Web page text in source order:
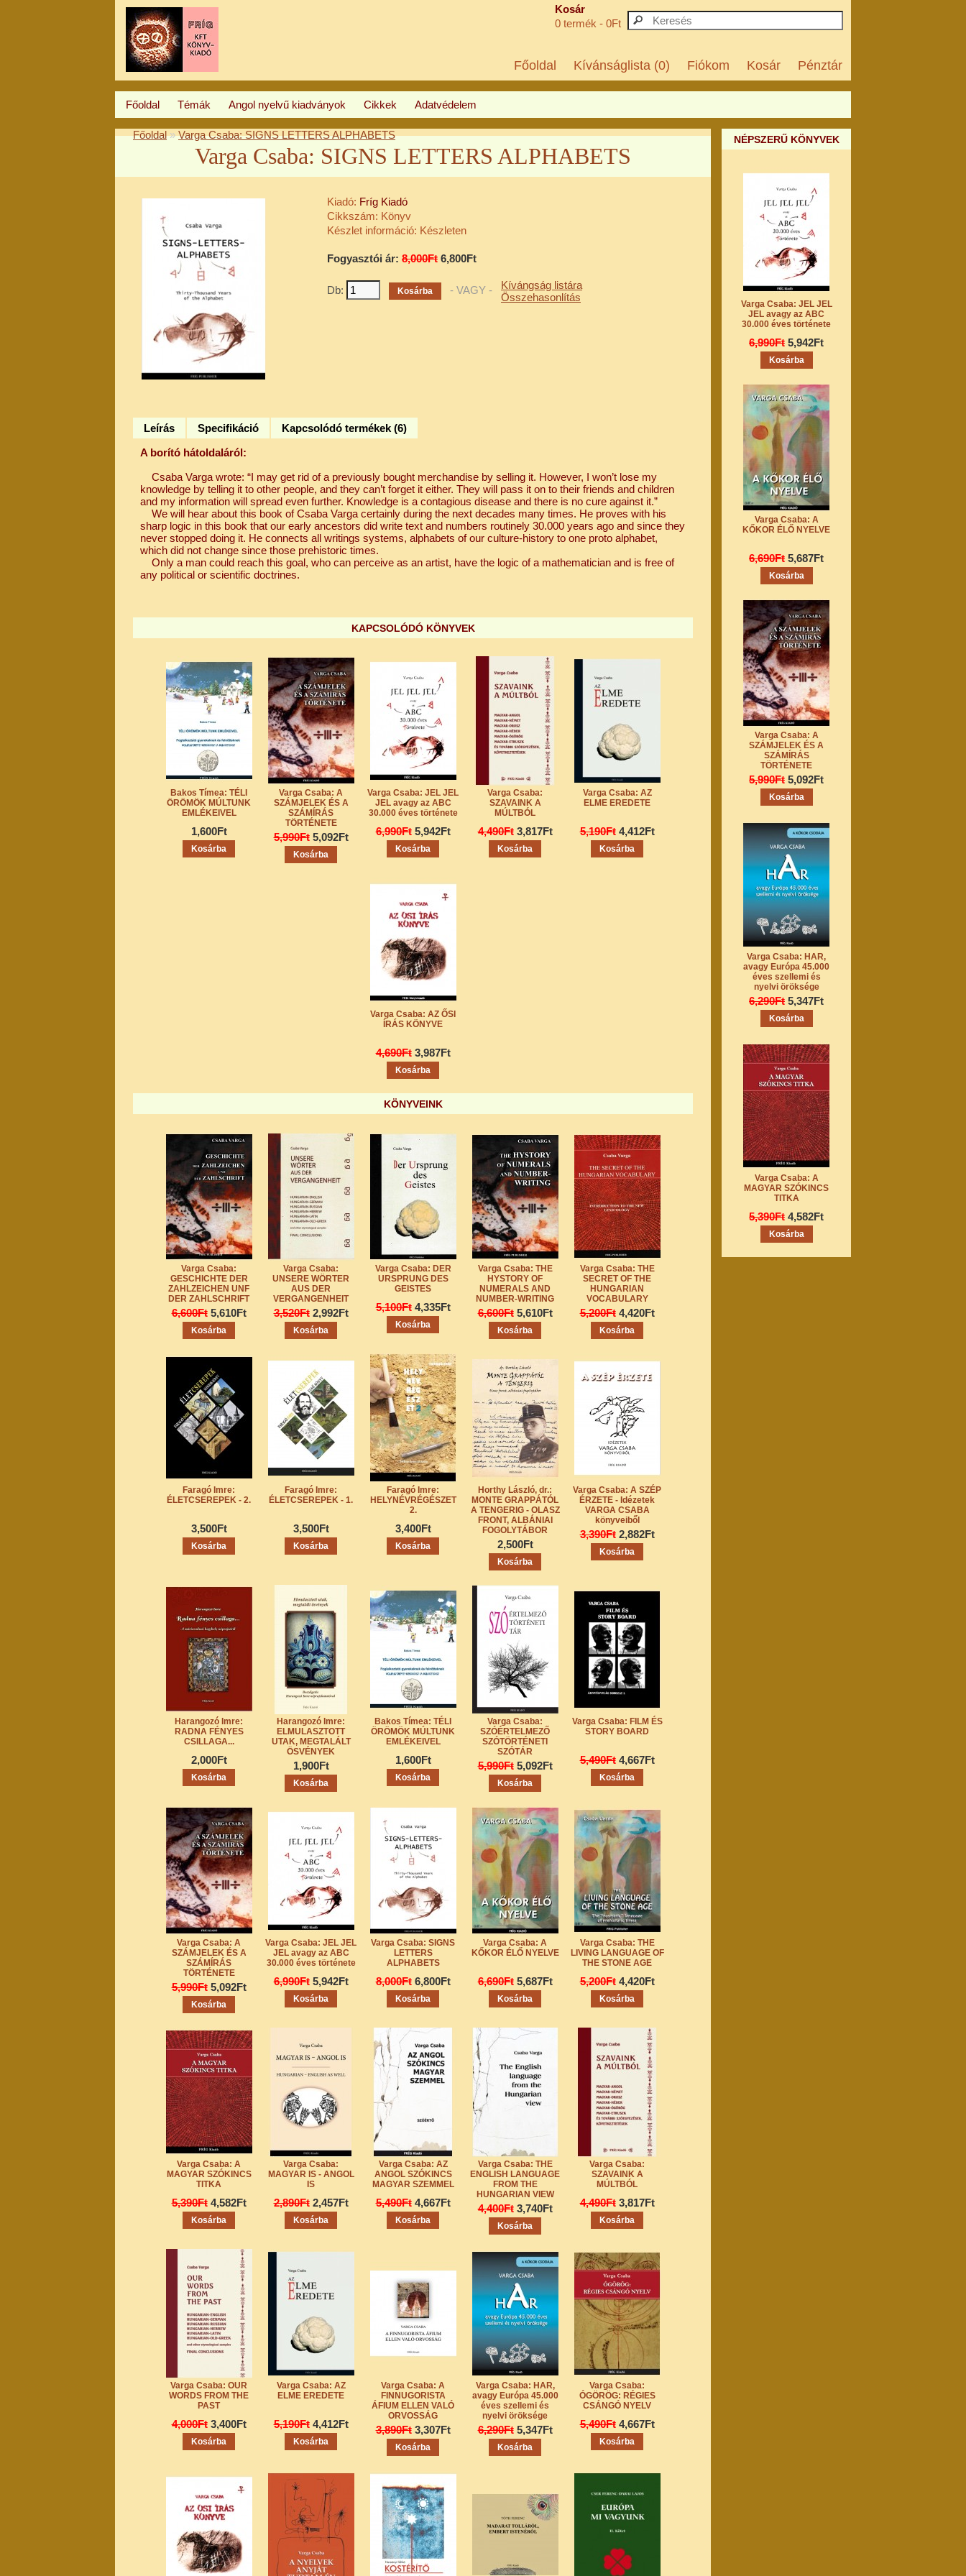
Kosár
0 termék - 0Ft
Főoldal Kívánságlista (0) Fiókom Kosár Pénztár
Főoldal Témák Angol nyelvű kiadványok Cikkek Adatvédelem
NÉPSZERŰ KÖNYVEK
Varga Csaba: JEL JEL
JEL avagy az ABC
30.000 éves története
6,990Ft 5,942Ft
Varga Csaba: A
KŐKOR ÉLŐ NYELVE
6,690Ft 5,687Ft
Varga Csaba: A
SZÁMJELEK ÉS A
SZÁMÍRÁS
TÖRTÉNETE
5,990Ft 5,092Ft
Varga Csaba: HAR,
avagy Európa 45.000
éves szellemi és
nyelvi öröksége
6,290Ft 5,347Ft
Varga Csaba: A
MAGYAR SZÓKINCS
TITKA
5,390Ft 4,582Ft
Főoldal»Varga Csaba: SIGNS LETTERS ALPHABETS
Varga Csaba: SIGNS LETTERS ALPHABETS
Kiadó: Fríg Kiadó
Cikkszám: Könyv
Készlet információ: Készleten
Fogyasztói ár: 8,000Ft 6,800Ft
Db: - VAGY -
Kívángság listára
Összehasonlítás
Leírás Specifikáció
Kapcsolódó termékek (6)
A borító hátoldaláról:
Csaba Varga wrote: “I may get rid of a previously bought merchandise by selling it. However, I won’t lose my
knowledge by telling it to other people, and they can’t forget it either. They will pass it on to their friends and children
and my information will spread even further. Knowledge is a contagious disease and there is no cure against it.”
We will hear about this book of Csaba Varga certainly during the next decades many times. He proves with his
sharp logic in this book that our early ancestors did write text and numbers routinely 30.000 years ago and since they
never stopped doing it. He connects all writings systems, alphabets of our culture-history to one proto alphabet,
which did not change since those prehistoric times.
Only a man could reach this goal, who can perceive as an artist, have the logic of a mathematician and is free of
any political or scientific doctrines.
KAPCSOLÓDÓ KÖNYVEK
Bakos Tímea: TÉLI
ÖRÖMÖK MÚLTUNK
EMLÉKEIVEL
1,600Ft
Kosárba
Varga Csaba: A
SZÁMJELEK ÉS A
SZÁMÍRÁS
TÖRTÉNETE
5,990Ft 5,092Ft
Kosárba
Varga Csaba: JEL JEL
JEL avagy az ABC
30.000 éves története
6,990Ft 5,942Ft
Kosárba
Varga Csaba:
SZAVAINK A
MÚLTBÓL
4,490Ft 3,817Ft
Kosárba
Varga Csaba: AZ
ELME EREDETE
5,190Ft 4,412Ft
Kosárba
Varga Csaba: AZ ŐSI
ÍRÁS KÖNYVE
4,690Ft 3,987Ft
Kosárba
KÖNYVEINK
Varga Csaba:
GESCHICHTE DER
ZAHLZEICHEN UNF
DER ZAHLSCHRIFT
6,600Ft 5,610Ft
Varga Csaba:
UNSERE WÖRTER
AUS DER
VERGANGENHEIT
3,520Ft 2,992Ft
Varga Csaba: DER
URSPRUNG DES
GEISTES
5,100Ft 4,335Ft
Varga Csaba: THE
HYSTORY OF
NUMERALS AND
NUMBER-WRITING
6,600Ft 5,610Ft
Varga Csaba: THE
SECRET OF THE
HUNGARIAN
VOCABULARY
5,200Ft 4,420Ft
Faragó Imre:
ÉLETCSEREPEK - 2.
3,500Ft
Faragó Imre:
ÉLETCSEREPEK - 1.
3,500Ft
Faragó Imre:
HELYNÉVRÉGÉSZET
2.
3,400Ft
Horthy László, dr.:
MONTE GRAPPÁTÓL
A TENGERIG - OLASZ
FRONT, ALBÁNIAI
FOGOLYTÁBOR
2,500Ft
Varga Csaba: A SZÉP
ÉRZETE - Idézetek
VARGA CSABA
könyveiből
3,390Ft 2,882Ft
Harangozó Imre:
RADNA FÉNYES
CSILLAGA...
2,000Ft
Harangozó Imre:
ELMULASZTOTT
UTAK, MEGTALÁLT
ÖSVÉNYEK
1,900Ft
Bakos Tímea: TÉLI
ÖRÖMÖK MÚLTUNK
EMLÉKEIVEL
1,600Ft
Varga Csaba:
SZÓÉRTELMEZŐ
SZÓTÖRTÉNETI
SZÓTÁR
5,990Ft 5,092Ft
Varga Csaba: FILM ÉS
STORY BOARD
5,490Ft 4,667Ft
Varga Csaba: A
SZÁMJELEK ÉS A
SZÁMÍRÁS
TÖRTÉNETE
5,990Ft 5,092Ft
Varga Csaba: JEL JEL
JEL avagy az ABC
30.000 éves története
6,990Ft 5,942Ft
Varga Csaba: SIGNS
LETTERS
ALPHABETS
8,000Ft 6,800Ft
Varga Csaba: A
KŐKOR ÉLŐ NYELVE
6,690Ft 5,687Ft
Varga Csaba: THE
LIVING LANGUAGE OF
THE STONE AGE
5,200Ft 4,420Ft
Varga Csaba: A
MAGYAR SZÓKINCS
TITKA
5,390Ft 4,582Ft
Varga Csaba:
MAGYAR IS - ANGOL
IS
2,890Ft 2,457Ft
Varga Csaba: AZ
ANGOL SZÓKINCS
MAGYAR SZEMMEL
5,490Ft 4,667Ft
Varga Csaba: THE
ENGLISH LANGUAGE
FROM THE
HUNGARIAN VIEW
4,400Ft 3,740Ft
Varga Csaba:
SZAVAINK A
MÚLTBÓL
4,490Ft 3,817Ft
Varga Csaba: OUR
WORDS FROM THE
PAST
4,000Ft 3,400Ft
Varga Csaba: AZ
ELME EREDETE
5,190Ft 4,412Ft
Varga Csaba: A
FINNUGORISTA
ÁFIUM ELLEN VALÓ
ORVOSSÁG
3,890Ft 3,307Ft
Varga Csaba: HAR,
avagy Európa 45.000
éves szellemi és
nyelvi öröksége
6,290Ft 5,347Ft
Varga Csaba:
ÓGÖRÖG: RÉGIES
CSÁNGÓ NYELV
5,490Ft 4,667Ft